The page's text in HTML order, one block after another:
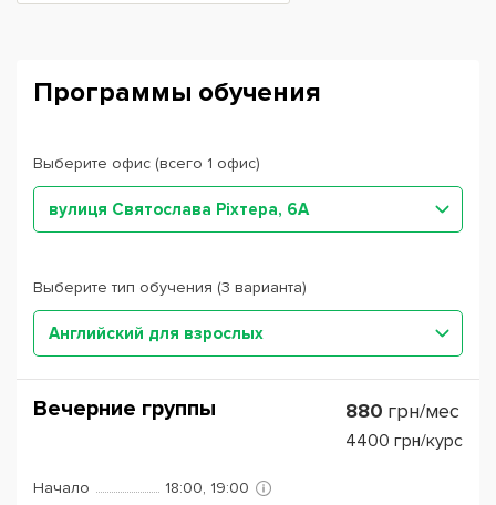
Программы обучения
Выберите офис (всего 1 офис)
вулиця Святослава Ріхтера, 6А
Выберите тип обучения (3 варианта)
Английский для взрослых
Вечерние группы 880 грн/мес
4400 грн/курс
Начало
18:00, 19:00